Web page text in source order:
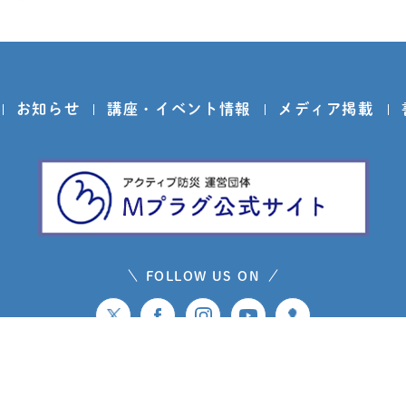
お知らせ 講座・イベント情報 メディア掲載
FOLLOW US ON